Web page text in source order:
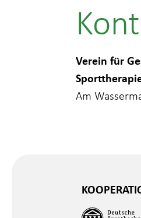
Verein für
Am